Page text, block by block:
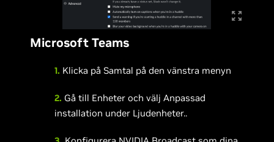
Microsoft Teams
1. Klicka på Samtal på den vänstra menyn
2. Gå till Enheter och välj Anpassad
installation under Ljudenheter..